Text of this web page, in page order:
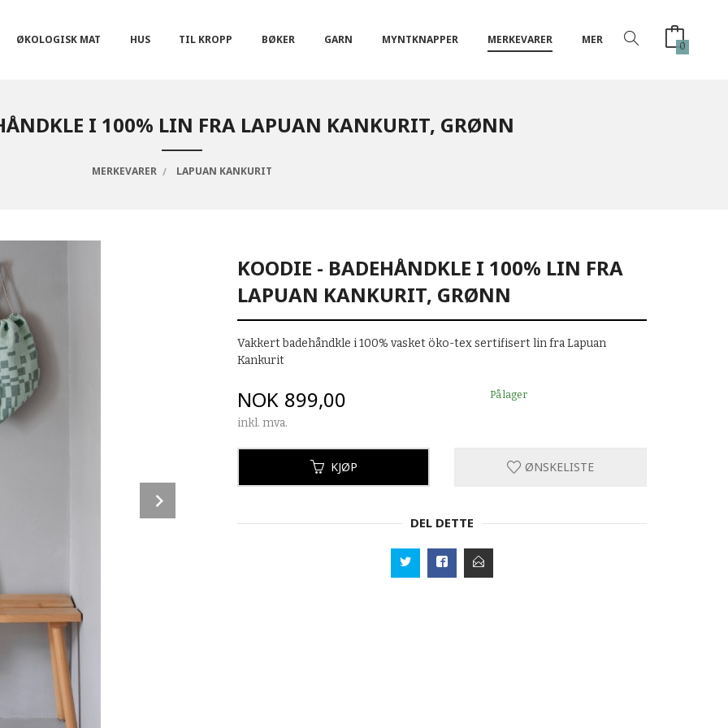
ØKOLOGISK MAT HUS TIL KROPP BØKER GARN MYNTKNAPPER MERKEVARER MER 0
I 100% LIN FRA LAPUAN KANKURIT, GRØNN
MERKEVARER LAPUAN KANKURIT
KOODIE - BADEHÅNDKLE I 100% LIN FRA
LAPUAN KANKURIT, GRØNN
Vakkert badehåndkle i 100% vasket öko-tex sertifisert lin fra Lapuan
Kankurit
Pris
NOK 899,00
inkl. mva.
På lager
KJØP ØNSKELISTE
DEL DETTE